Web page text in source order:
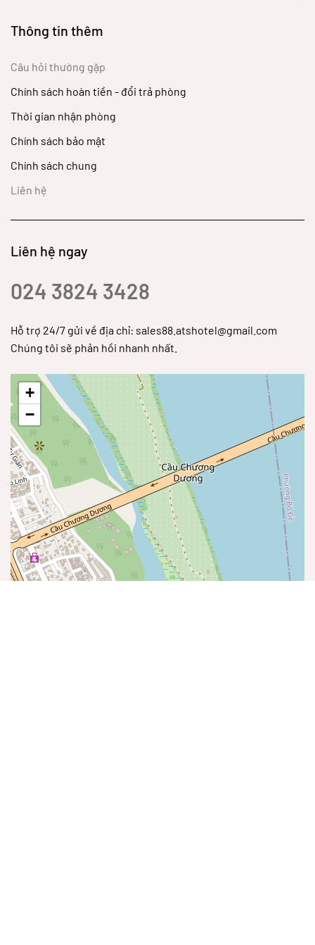
Thông tin thêm
Câu hỏi thường gặp
Chính sách hoàn tiền - đổi trả phòng
Thời gian nhận phòng
Chính sách bảo mật
Chính sách chung
Liên hệ
Liên hệ ngay
024 3824 3428
Hỗ trợ 24/7 gửi về địa chỉ: sales88.atshotel@gmail.com
Chúng tôi sẽ phản hồi nhanh nhất.
+
−